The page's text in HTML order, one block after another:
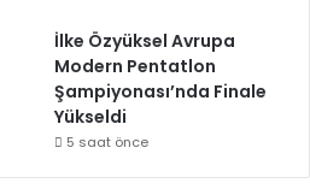
İlke Özyüksel Avrupa
Modern Pentatlon
Şampiyonası’nda Finale
Yükseldi
5 saat önce